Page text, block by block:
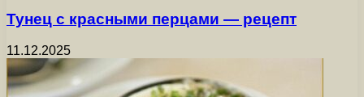
Тунец с красными перцами — рецепт
11.12.2025